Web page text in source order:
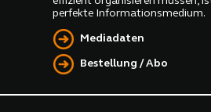
perfekte Informationsmedium.
Mediadaten
Bestellung / Abo